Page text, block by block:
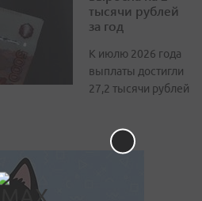
тысячи рублей
за год
К июлю 2026 года
выплаты достигли
27,2 тысячи рублей